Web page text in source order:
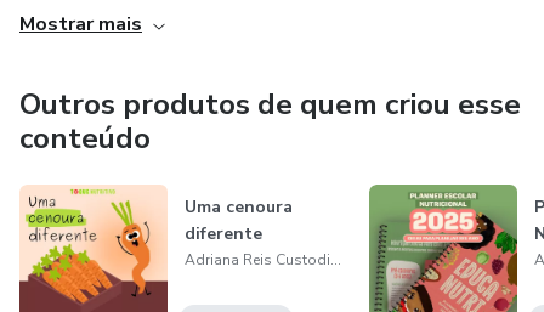
https://www.instagram.com/toquenutritivo/
Mostrar mais
Outros produtos de quem criou esse
conteúdo
Uma cenoura
diferente
Adriana Reis Custodio Barreto